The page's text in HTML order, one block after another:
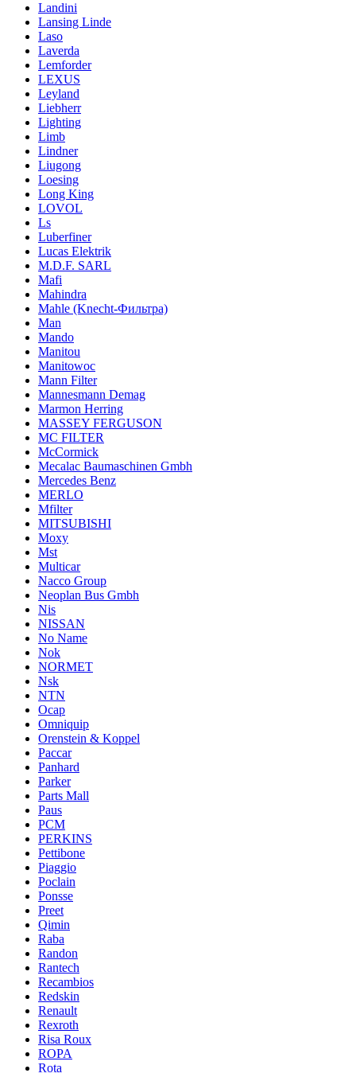
Landini
Lansing Linde
Laso
Laverda
Lemforder
LEXUS
Leyland
Liebherr
Lighting
Limb
Lindner
Liugong
Loesing
Long King
LOVOL
Ls
Luberfiner
Lucas Elektrik
M.D.F. SARL
Mafi
Mahindra
Mahle (Knecht-Фильтра)
Man
Mando
Manitou
Manitowoc
Mann Filter
Mannesmann Demag
Marmon Herring
MASSEY FERGUSON
MC FILTER
McCormick
Mecalac Baumaschinen Gmbh
Mercedes Benz
MERLO
Mfilter
MITSUBISHI
Moxy
Mst
Multicar
Nacco Group
Neoplan Bus Gmbh
Nis
NISSAN
No Name
Nok
NORMET
Nsk
NTN
Ocap
Omniquip
Orenstein & Koppel
Paccar
Panhard
Parker
Parts Mall
Paus
PCM
PERKINS
Pettibone
Piaggio
Poclain
Ponsse
Preet
Qimin
Raba
Randon
Rantech
Recambios
Redskin
Renault
Rexroth
Risa Roux
ROPA
Rota